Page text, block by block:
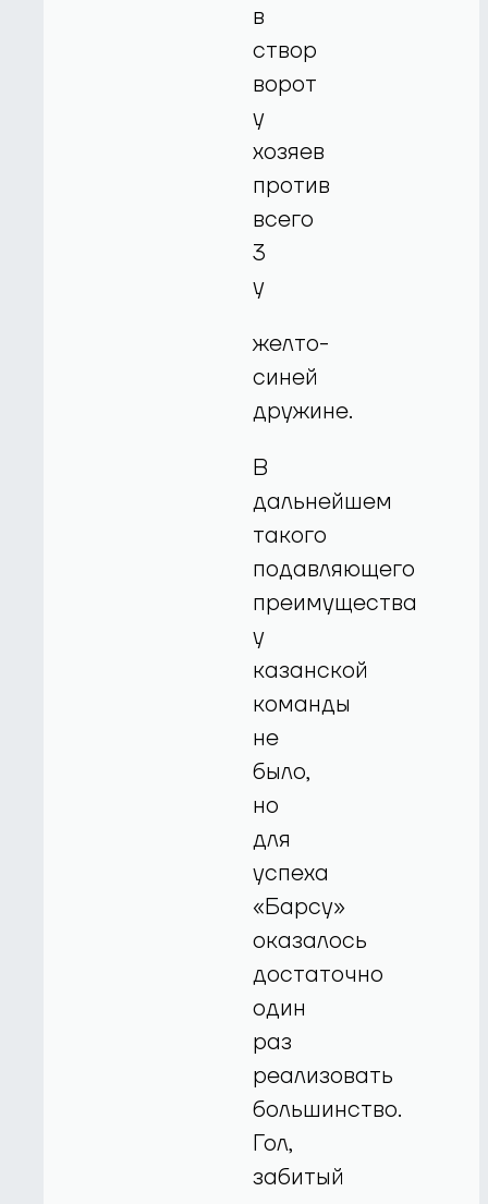
в
створ
ворот
у
хозяев
против
всего
3
у
желто-
синей
дружине.
В
дальнейшем
такого
подавляющего
преимущества
у
казанской
команды
не
было,
но
для
успеха
«Барсу»
оказалось
достаточно
один
раз
реализовать
большинство.
Гол,
забитый